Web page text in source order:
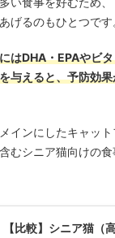
げるのもひとつです
はDHA・EPAやビ
与えると、予防効
インにしたキャッ
むシニア猫向けの
【比較】シニア猫（